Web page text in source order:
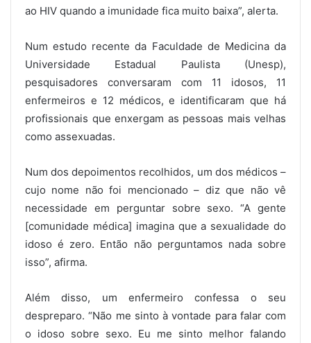
ao HIV quando a imunidade fica muito baixa”, alerta.
Num estudo recente da Faculdade de Medicina da
Universidade Estadual Paulista (Unesp),
pesquisadores conversaram com 11 idosos, 11
enfermeiros e 12 médicos, e identificaram que há
profissionais que enxergam as pessoas mais velhas
como assexuadas.
Num dos depoimentos recolhidos, um dos médicos –
cujo nome não foi mencionado – diz que não vê
necessidade em perguntar sobre sexo. “A gente
[comunidade médica] imagina que a sexualidade do
idoso é zero. Então não perguntamos nada sobre
isso”, afirma.
Além disso, um enfermeiro confessa o seu
despreparo. “Não me sinto à vontade para falar com
o idoso sobre sexo. Eu me sinto melhor falando